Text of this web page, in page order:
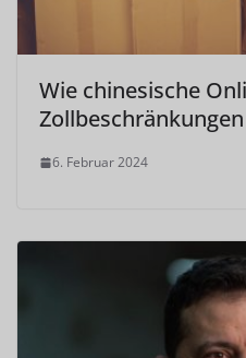
Wie chinesische
6. Februar 2024